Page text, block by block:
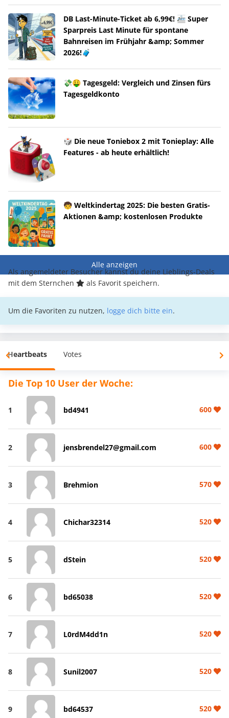
DB Last-Minute-Ticket ab 6,99€! 🚈 Super
Sparpreis Last Minute für spontane
Bahnreisen im Frühjahr &amp; Sommer
2026!🧳
💸🤑 Tagesgeld: Vergleich und Zinsen fürs
Tagesgeldkonto
🎲 Die neue Toniebox 2 mit Tonieplay: Alle
Features - ab heute erhältlich!
🧒 Weltkindertag 2025: Die besten Gratis-
Aktionen &amp; kostenlosen Produkte
Alle anzeigen
Als angemeldeter Besucher kannst du deine Lieblings-Deals
mit dem Sternchen
als Favorit speichern.
Um die Favoriten zu nutzen, logge dich bitte ein.
Heartbeats Votes
Die Top 10 User der Woche:
1 bd4941 600
2 jensbrendel27@gmail.com 600
3 Brehmion 570
4 Chichar32314 520
5 dStein 520
6 bd65038 520
7 L0rdM4dd1n 520
8 Sunil2007 520
9 bd64537 520